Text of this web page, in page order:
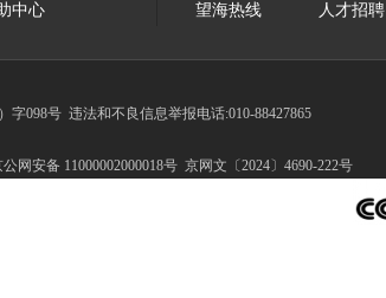
中心 望海热线 人才招聘
字098号 违法和不良信息举报电话:010-88427865
公网安备 11000002000018号 京网文〔2024〕4690-222号